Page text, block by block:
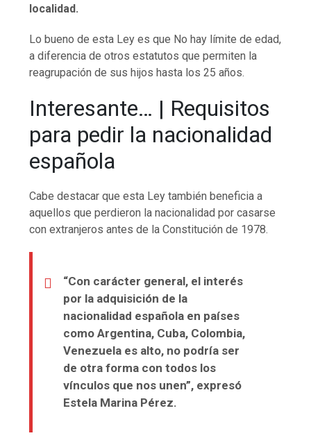
localidad.
Lo bueno de esta Ley es que No hay límite de edad,
a diferencia de otros estatutos que permiten la
reagrupación de sus hijos hasta los 25 años.
Interesante… | Requisitos
para pedir la nacionalidad
española
Cabe destacar que esta Ley también beneficia a
aquellos que perdieron la nacionalidad por casarse
con extranjeros antes de la Constitución de 1978.
“Con carácter general, el interés
por la adquisición de la
nacionalidad española en países
como Argentina, Cuba, Colombia,
Venezuela es alto, no podría ser
de otra forma con todos los
vínculos que nos unen”, expresó
Estela Marina Pérez.